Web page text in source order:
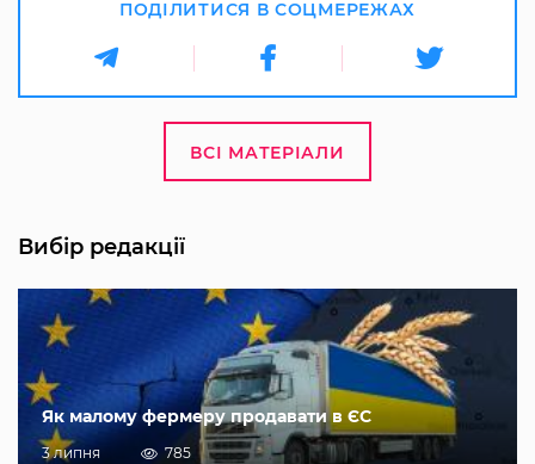
ПОДІЛИТИСЯ В СОЦМЕРЕЖАХ
ВСІ МАТЕРІАЛИ
Вибір редакції
Як малому фермеру продавати в ЄС
3 липня 785